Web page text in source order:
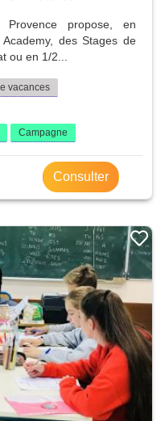
Provence propose, en
des Stages de
ou en 1/2...
vacances
Campagne
Consulter